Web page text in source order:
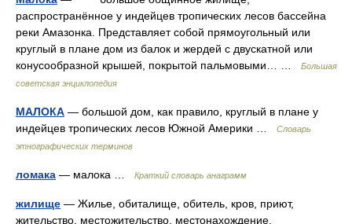
распространённое у индейцев тропических лесов бассейна
реки Амазонка. Представляет собой прямоугольный или
круглый в плане дом из балок и жердей с двускатной или
конусообразной крышей, покрытой пальмовыми… …
Большая
советская энциклопедия
МАЛОКА — большой дом, как правило, круглый в плане у
индейцев тропических лесов Южной Америки …
Словарь
этнографических терминов
ломака — малока … Краткий словарь анаграмм
жилище — Жилье, обиталище, обитель, кров, приют,
жительство, местожительство, местонахождение,